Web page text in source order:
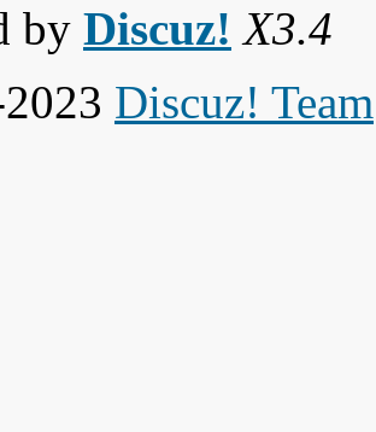
by Discuz! X3.4
Discuz! Team